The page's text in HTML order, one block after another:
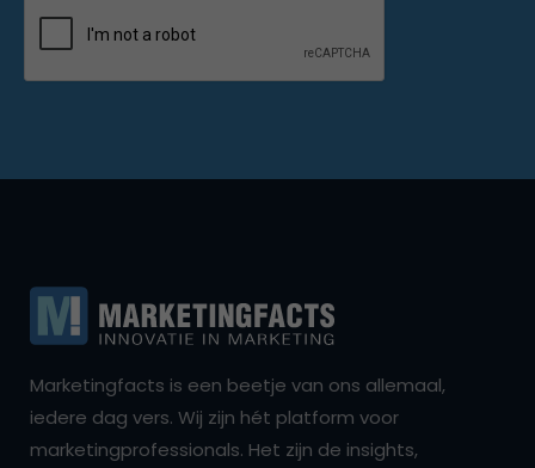
Marketingfacts is een beetje van ons allemaal,
iedere dag vers. Wij zijn hét platform voor
marketingprofessionals. Het zijn de insights,